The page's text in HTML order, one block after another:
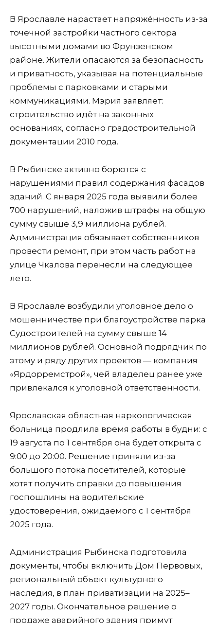
В Ярославле нарастает напряжённость из-за
точечной застройки частного сектора
высотными домами во Фрунзенском
районе. Жители опасаются за безопасность
и приватность, указывая на потенциальные
проблемы с парковками и старыми
коммуникациями. Мэрия заявляет:
строительство идёт на законных
основаниях, согласно градостроительной
документации 2010 года.
В Рыбинске активно борются с
нарушениями правил содержания фасадов
зданий. С января 2025 года выявили более
700 нарушений, наложив штрафы на общую
сумму свыше 3,9 миллиона рублей.
Администрация обязывает собственников
провести ремонт, при этом часть работ на
улице Чкалова перенесли на следующее
лето.
В Ярославле возбудили уголовное дело о
мошенничестве при благоустройстве парка
Судостроителей на сумму свыше 14
миллионов рублей. Основной подрядчик по
этому и ряду других проектов — компания
«Ярдорремстрой», чей владелец ранее уже
привлекался к уголовной ответственности.
Ярославская областная наркологическая
больница продлила время работы в будни: с
19 августа по 1 сентября она будет открыта с
9:00 до 20:00. Решение приняли из-за
большого потока посетителей, которые
хотят получить справки до повышения
госпошлины на водительские
удостоверения, ожидаемого с 1 сентября
2025 года.
Администрация Рыбинска подготовила
документы, чтобы включить Дом Первовых,
региональный объект культурного
наследия, в план приватизации на 2025–
2027 годы. Окончательное решение о
продаже аварийного здания примут